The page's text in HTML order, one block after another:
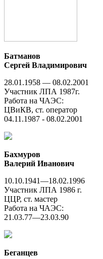
Батманов
Сергей Владимирович
28.01.1958 — 08.02.2001
Участник ЛПА 1987г.
Работа на ЧАЭС:
ЦВиКВ, ст. оператор
04.11.1987 - 08.02.2001
Бахмуров
Валерий Иванович
10.10.1941—18.02.1996
Участник ЛПА 1986 г.
ЦЦР, ст. мастер
Работа на ЧАЭС:
21.03.77—23.03.90
Беганцев